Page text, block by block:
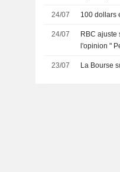
24/07 100 dollars
24/07
RBC ajuste
l'opinion "
23/07 La Bourse